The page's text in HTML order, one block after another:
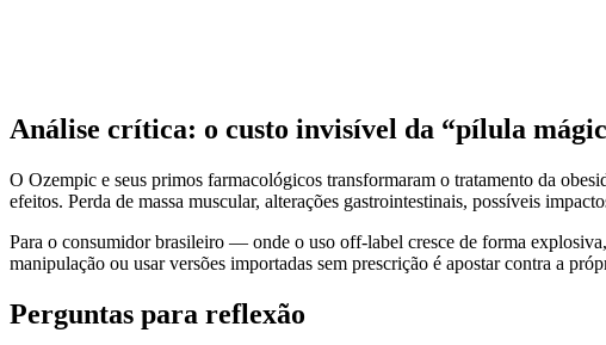
Análise crítica: o custo invisível da “pílula
O Ozempic e seus primos farmacológicos transformaram o tratamento da
efeitos. Perda de massa muscular, alterações gastrointestinais, possíveis
Para o consumidor brasileiro — onde o uso off-label cresce de forma
manipulação ou usar versões importadas sem prescrição é apostar contra a
Perguntas para reflexão